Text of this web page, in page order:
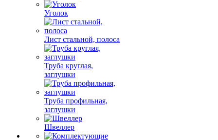
Уголок
Лист стальной, полоса
Труба круглая,
заглушки
Труба профильная,
заглушки
Швеллер